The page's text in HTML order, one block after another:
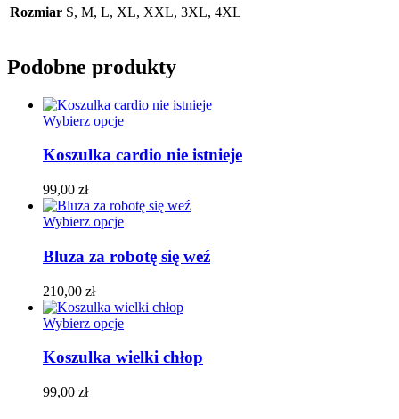
Rozmiar S, M, L, XL, XXL, 3XL, 4XL
Podobne produkty
Wybierz opcjeTen
ma
Opcje
można
wybrać
na
stronie
Koszulka cardio nie istnieje
99,00 zł
Wybierz opcjeTen
ma
wiele
Opcje
można
wybrać
na
stronie
Bluza za robotę się weź
210,00 zł
Wybierz opcjeTen
ma
Koszulka wielki chłop
99,00 zł